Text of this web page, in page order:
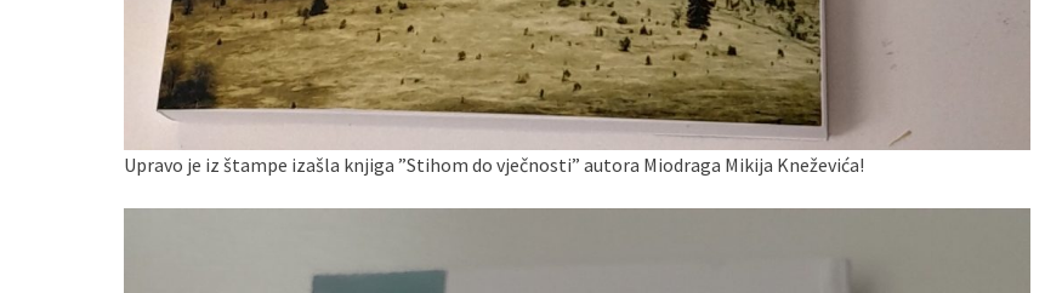
Upravo je iz štampe izašla knjiga ”Stihom do vječnosti” autora Miodraga Mikija Kneževića!